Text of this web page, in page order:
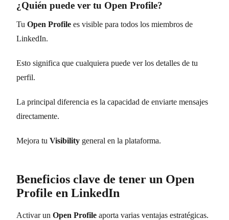
¿Quién puede ver tu Open Profile?
Tu Open Profile es visible para todos los miembros de
LinkedIn.
Esto significa que cualquiera puede ver los detalles de tu
perfil.
La principal diferencia es la capacidad de enviarte mensajes
directamente.
Mejora tu Visibility general en la plataforma.
Beneficios clave de tener un Open
Profile en LinkedIn
Activar un Open Profile aporta varias ventajas estratégicas.